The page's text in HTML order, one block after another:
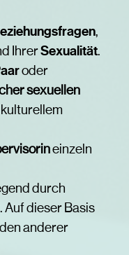
,
IhrerSexualität.
oder
sexuellen
einzeln
durch
Auf dieser Basis
anderer